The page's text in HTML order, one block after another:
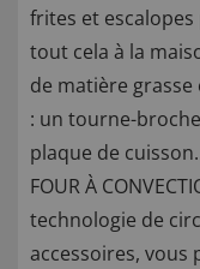
frites et
tout cela à la
de matière
: un tourne-
plaque de
FOUR À
technologie de
accessoires, vous